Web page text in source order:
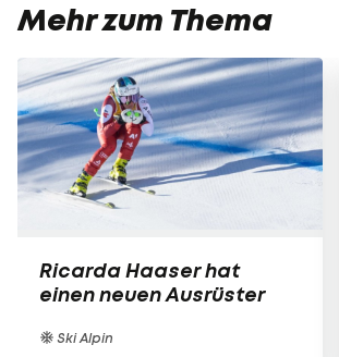
Mehr zum Thema
Ricarda Haaser hat
einen neuen Ausrüster
Ski Alpin